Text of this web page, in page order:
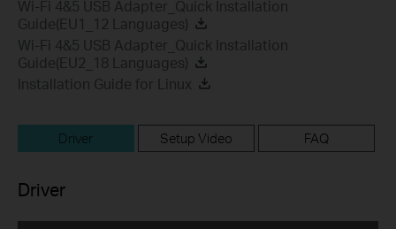
Wi-Fi 4&5 USB Adapter_Quick Installation
Guide(EU1_12 Languages)
Wi-Fi 4&5 USB Adapter_Quick Installation
Guide(EU2_18 Languages)
Installation Guide for Linux
Driver Setup Video FAQ
Driver